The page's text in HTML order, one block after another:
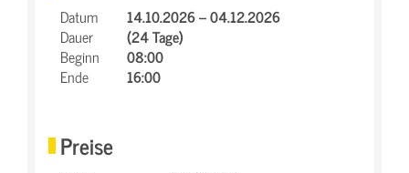
Datum
14.10.2026 – 04.12.2026
Dauer
(24 Tage)
Beginn
08:00
Ende
16:00
Preise